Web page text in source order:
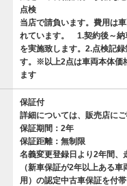
点検
当店で請負います。費用は
れています。 1.契約後～納
を実施致します。2.点検記録
す。※以上2点は車両本体価
ます
保証付
詳細については、販売店にご
保証期間：2年
保証距離：無制限
名義変更登録日より2年間、
（新車保証が2年以上ある
用）の認定中古車保証を付